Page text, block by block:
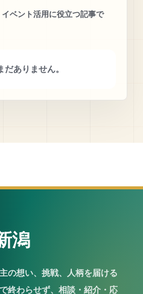
ベント活用に役立つ記事で
ありません。
潟
の想い、挑戦、人柄を届ける
終わらせず、相談・紹介・応